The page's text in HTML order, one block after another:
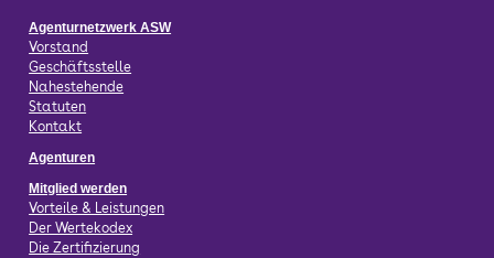
Agenturnetzwerk ASW
Vorstand
Geschäftsstelle
Nahestehende
Statuten
Kontakt
Agenturen
Mitglied werden
Vorteile & Leistungen
Der Wertekodex
Die Zertifizierung